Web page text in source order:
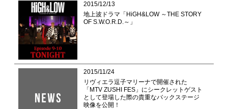
2015/12/13
地上波ドラマ「HiGH&LOW ～THE STORY
OF S.W.O.R.D.～」
2015/11/24
リヴィエラ逗子マリーナで開催された
「MTV ZUSHI FES」にシークレットゲスト
として登場した際の貴重なバックステージ
映像を公開！
Twitter
Instagram
LINE
Facebook